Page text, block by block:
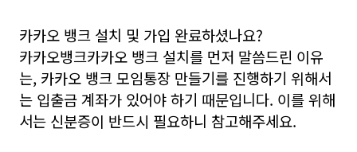
카카오 뱅크 설치 및 가입 완료하셨나요?
카카오뱅크카카오 뱅크 설치를 먼저 말씀드린 이유
는, 카카오 뱅크 모임통장 만들기를 진행하기 위해서
는 입출금 계좌가 있어야 하기 때문입니다. 이를 위해
서는 신분증이 반드시 필요하니 참고해주세요.